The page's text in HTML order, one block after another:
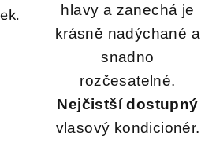
hlavy a zanechá je
krásně nadýchané a
snadno
rozčesatelné.
Nejčistší dostupný
vlasový kondicionér.